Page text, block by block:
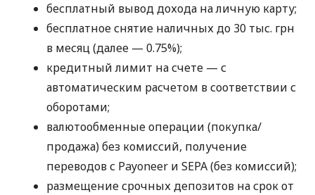
бесплатный вывод дохода на личную карту;
бесплатное снятие наличных до 30 тыс. грн
в месяц (далее — 0.75%);
кредитный лимит на счете — с
автоматическим расчетом в соответствии с
оборотами;
валютообменные операции (покупка/
продажа) без комиссий, получение
переводов с Payoneer и SEPA (без комиссий);
размещение срочных депозитов на срок от